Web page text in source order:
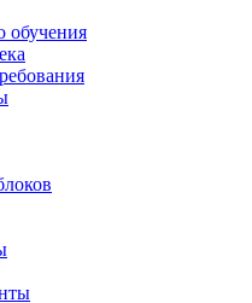
обучения